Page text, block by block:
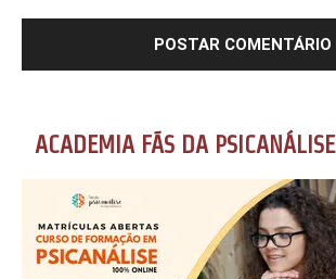
ACADEMIA FÃS DA PSICANÁLISE